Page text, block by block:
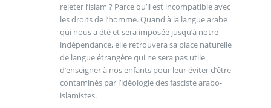
rejeter l’islam ? Parce qu’il est incompatible avec
les droits de l’homme. Quand à la langue arabe
qui nous a été et sera imposée jusqu’à notre
indépendance, elle retrouvera sa place naturelle
de langue étrangère qui ne sera pas utile
d’enseigner à nos enfants pour leur éviter d’être
contaminés par l’idéologie des fasciste arabo-
islamistes.